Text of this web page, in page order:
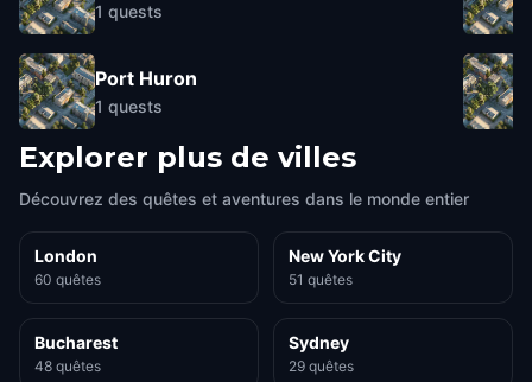
1 quests
Port Huron
1 quests
Explorer plus de villes
Découvrez des quêtes et aventures dans le monde entier
London
60 quêtes
New York City
51 quêtes
Bucharest
48 quêtes
Sydney
29 quêtes